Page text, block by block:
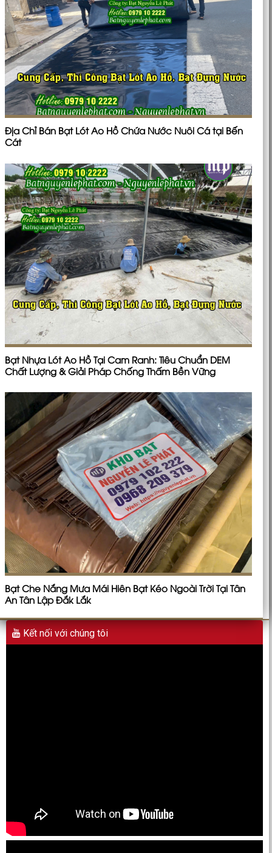
Địa Chỉ Bán Bạt Lót Ao Hồ Chứa Nước Nuôi Cá tại Bến
Cát
Bạt Nhựa Lót Ao Hồ Tại Cam Ranh: Tiêu Chuẩn DEM
Chất Lượng & Giải Pháp Chống Thấm Bền Vững
Bạt Che Nắng Mưa Mái Hiên Bạt Kéo Ngoài Trời Tại Tân
An Tân Lập Đắk Lắk
Kết nối với chúng tôi